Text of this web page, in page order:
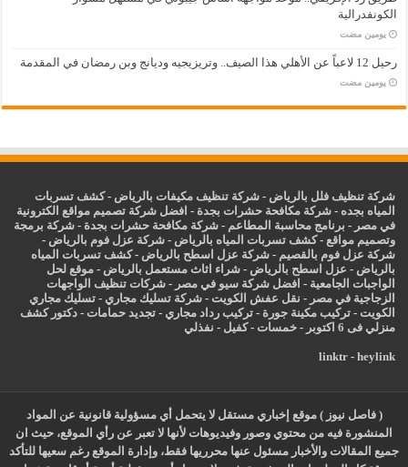
الكونفدرالية
‏يومين مضت
رحيل 12 لاعباً عن الأهلي هذا الصيف.. وتريزيجيه وديانج وبن رمضان في المقدمة
‏يومين مضت
شركة تنظيف فلل بالرياض -شركة تنظيف مكيفات بالرياض -كشف تسربات
المياه بجده -شركة مكافحة حشرات بجدة - افضل شركة تصميم مواقع الكترونية
في مصر - برنامج محاسبة المطاعم -شركة مكافحة حشرات بجدة -شركة برمجة
وتصميم مواقع -كشف تسربات المياه بالرياض -شركة عزل فوم بالرياض -
شركة عزل فوم بالقصيم -شركة عزل اسطح بالرياض -كشف تسربات المياه
بالرياض - عزل اسطح بالرياض -شراء اثاث مستعمل بالرياض - موقع لحل
الواجبات الجامعية - افضل شركة سيو في مصر -شركات تنظيف الواجهات
الزجاجية في مصر - نقل عفش الكويت -شركة تسليك مجاري -تسليك مجاري
الكويت -تركيب مكينة جورة -تركيب رداد مجاري -تجديد حمامات -دكتور كشف
منزلي فى 6 اكتوبر
-خمسات -كفيل - نفذلي
linktr- heylink
( فاصل نيوز ) موقع إخباري مستقل لا يتحمل أي مسؤولية قانونية عن المواد
المنشورة فيه من محتوي وصور وفيديوهات لأنها لا تعبر عن رأي الموقع، حيث ان
جميع المقالات والأخبار مسئول عنها محرريها فقط، وإدارة الموقع رغم سعيها للتأكد